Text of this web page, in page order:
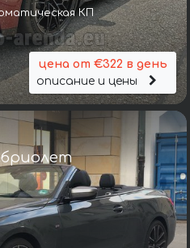
КП
цена от €322 в день
описание и цены